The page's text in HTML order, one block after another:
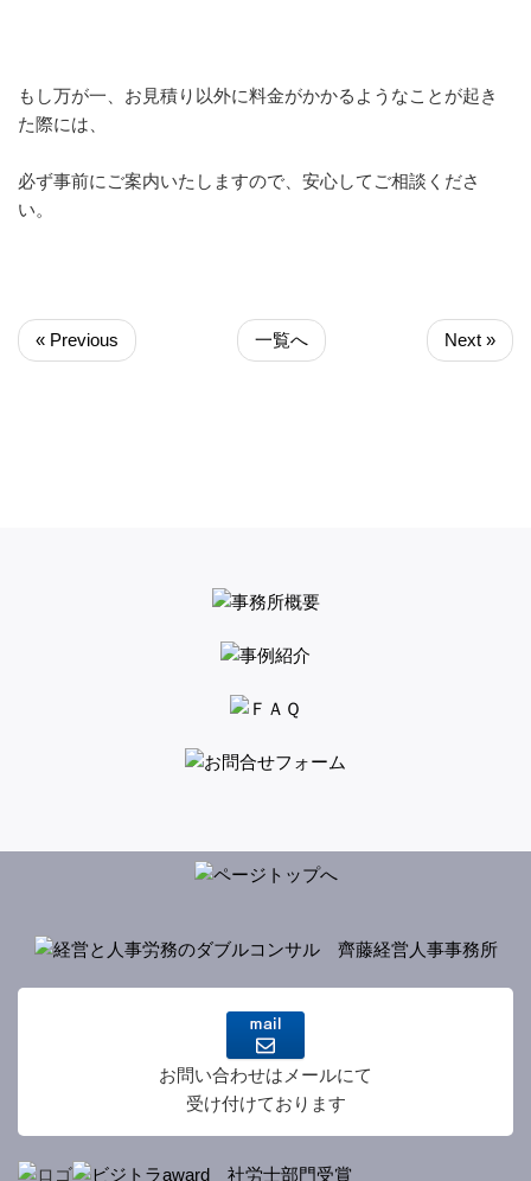
もし万が一、お見積り以外に料金がかかるようなことが起き
た際には、
必ず事前にご案内いたしますので、安心してご相談くださ
い。
« Previous 一覧へ Next »
お問い合わせはメールにて
受け付けております